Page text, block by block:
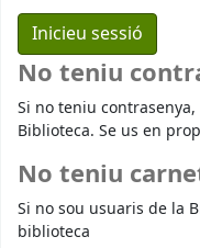
No teniu
Si no teniu
Biblioteca. Se us en
No teniu
Si no sou usuaris de la
biblioteca